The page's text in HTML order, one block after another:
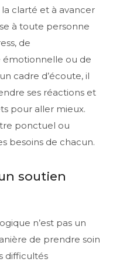
clarté et à avancer
à toute personne
de
émotionnelle ou de
cadre d’écoute, il
ses réactions et
pour aller mieux.
ponctuel ou
besoins de chacun.
soutien
n’est pas un
de prendre soin
difficultés